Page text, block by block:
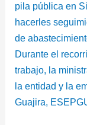
con
éxito
el
módulo
de
la
pila